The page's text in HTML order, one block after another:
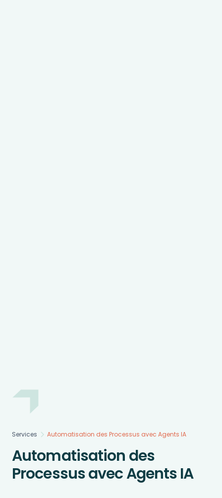
Services Automatisation des Processus avec Agents IA
Automatisation des
Processus avec Agents IA